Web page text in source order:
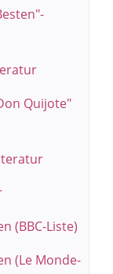
Quijote"
(BBC-Liste)
(Le Monde-